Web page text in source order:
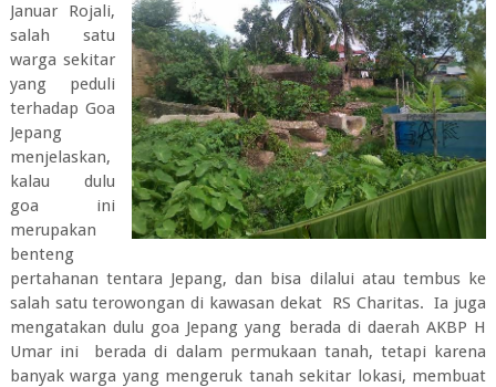
Januar Rojali,
salah satu
warga sekitar
yang peduli
terhadap Goa
Jepang
menjelaskan,
kalau dulu
goa ini
merupakan
benteng
pertahanan tentara Jepang, dan bisa dilalui atau tembus ke
salah satu terowongan di kawasan dekat RS Charitas. Ia juga
mengatakan dulu goa Jepang yang berada di daerah AKBP H
Umar ini berada di dalam permukaan tanah, tetapi karena
banyak warga yang mengeruk tanah sekitar lokasi, membuat